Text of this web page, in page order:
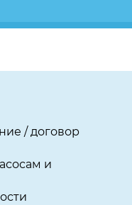
/ договор
и